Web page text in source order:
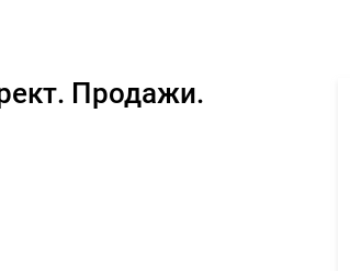
Продажи.